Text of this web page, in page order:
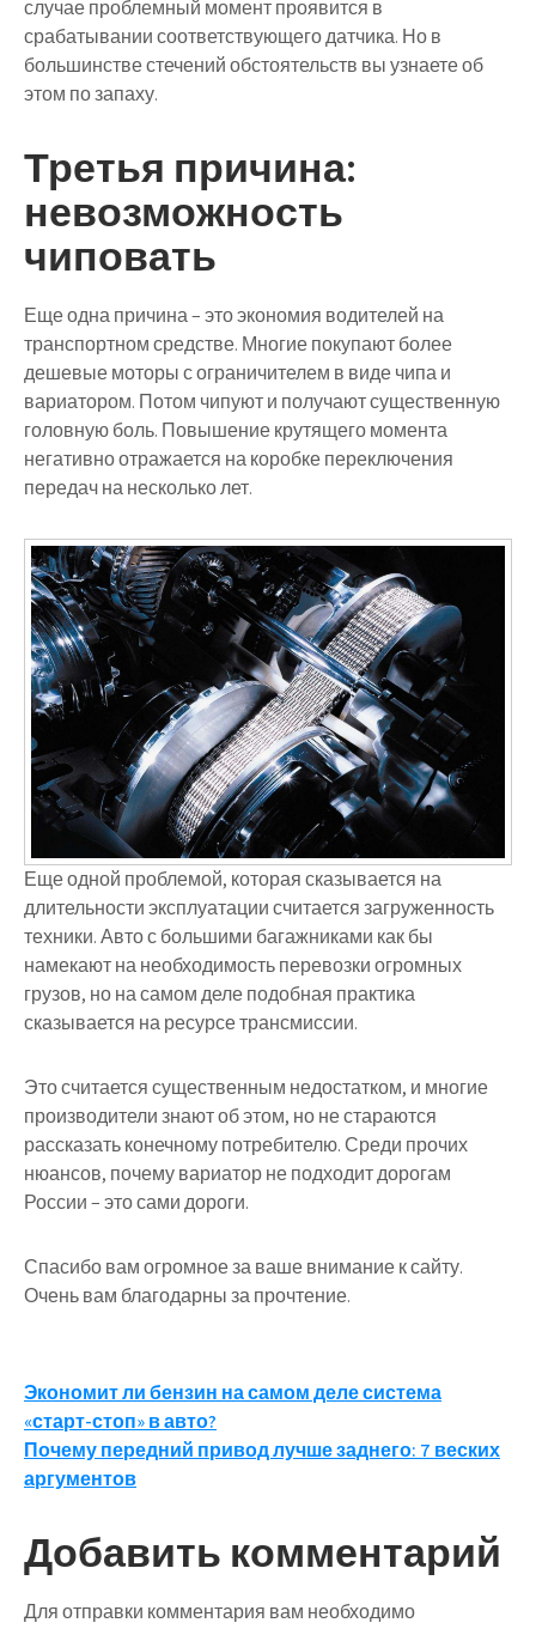
случае проблемный момент проявится в
срабатывании соответствующего датчика. Но в
большинстве стечений обстоятельств вы узнаете об
этом по запаху.
Третья причина:
невозможность
чиповать
Еще одна причина – это экономия водителей на
транспортном средстве. Многие покупают более
дешевые моторы с ограничителем в виде чипа и
вариатором. Потом чипуют и получают существенную
головную боль. Повышение крутящего момента
негативно отражается на коробке переключения
передач на несколько лет.
Еще одной проблемой, которая сказывается на
длительности эксплуатации считается загруженность
техники. Авто с большими багажниками как бы
намекают на необходимость перевозки огромных
грузов, но на самом деле подобная практика
сказывается на ресурсе трансмиссии.
Это считается существенным недостатком, и многие
производители знают об этом, но не стараются
рассказать конечному потребителю. Среди прочих
нюансов, почему вариатор не подходит дорогам
России – это сами дороги.
Спасибо вам огромное за ваше внимание к сайту.
Очень вам благодарны за прочтение.
Навигация
по
записям
Экономит ли бензин на самом деле система
«старт-стоп» в авто?
Почему передний привод лучше заднего: 7 веских
аргументов
Добавить комментарий
Для отправки комментария вам необходимо